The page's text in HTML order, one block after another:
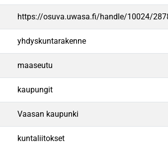
https://osuva.uwasa.fi/handle/10024/
yhdyskuntarakenne
maaseutu
kaupungit
Vaasan kaupunki
kuntaliitokset